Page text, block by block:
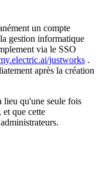
un compte
gestion informatique
via le SSO
justworks .
après la création
lieu qu'une seule fois
que cette